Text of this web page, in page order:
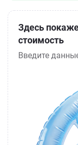
Здесь
стоимость
Введите